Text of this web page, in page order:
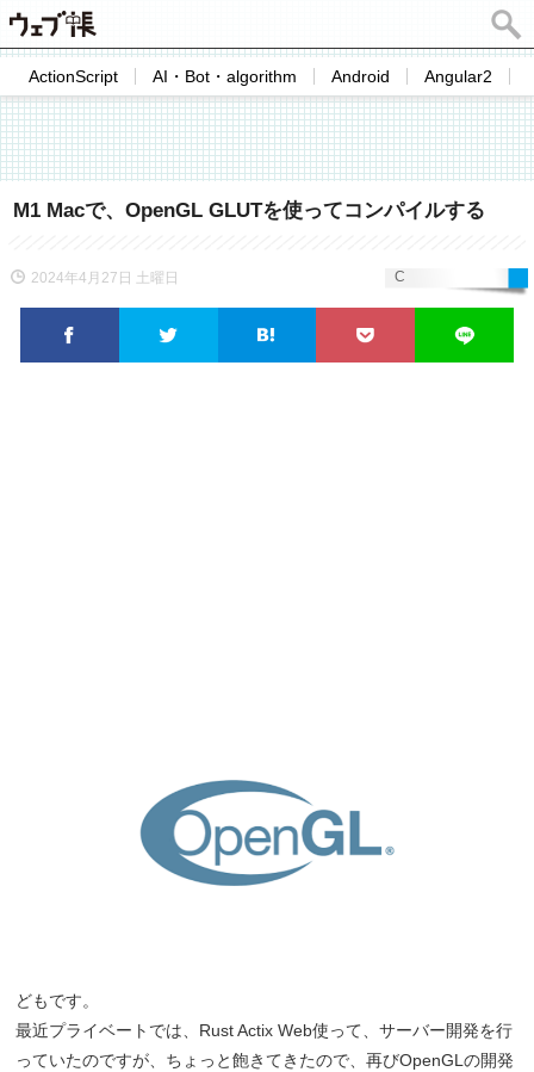
ActionScript AI・Bot・algorithm Android Angular2
M1 Macで、OpenGL GLUTを使ってコンパイルする
2024年4月27日 土曜日 C
どもです。
最近プライベートでは、Rust Actix Web使って、サーバー開発を行
っていたのですが、ちょっと飽きてきたので、再びOpenGLの開発